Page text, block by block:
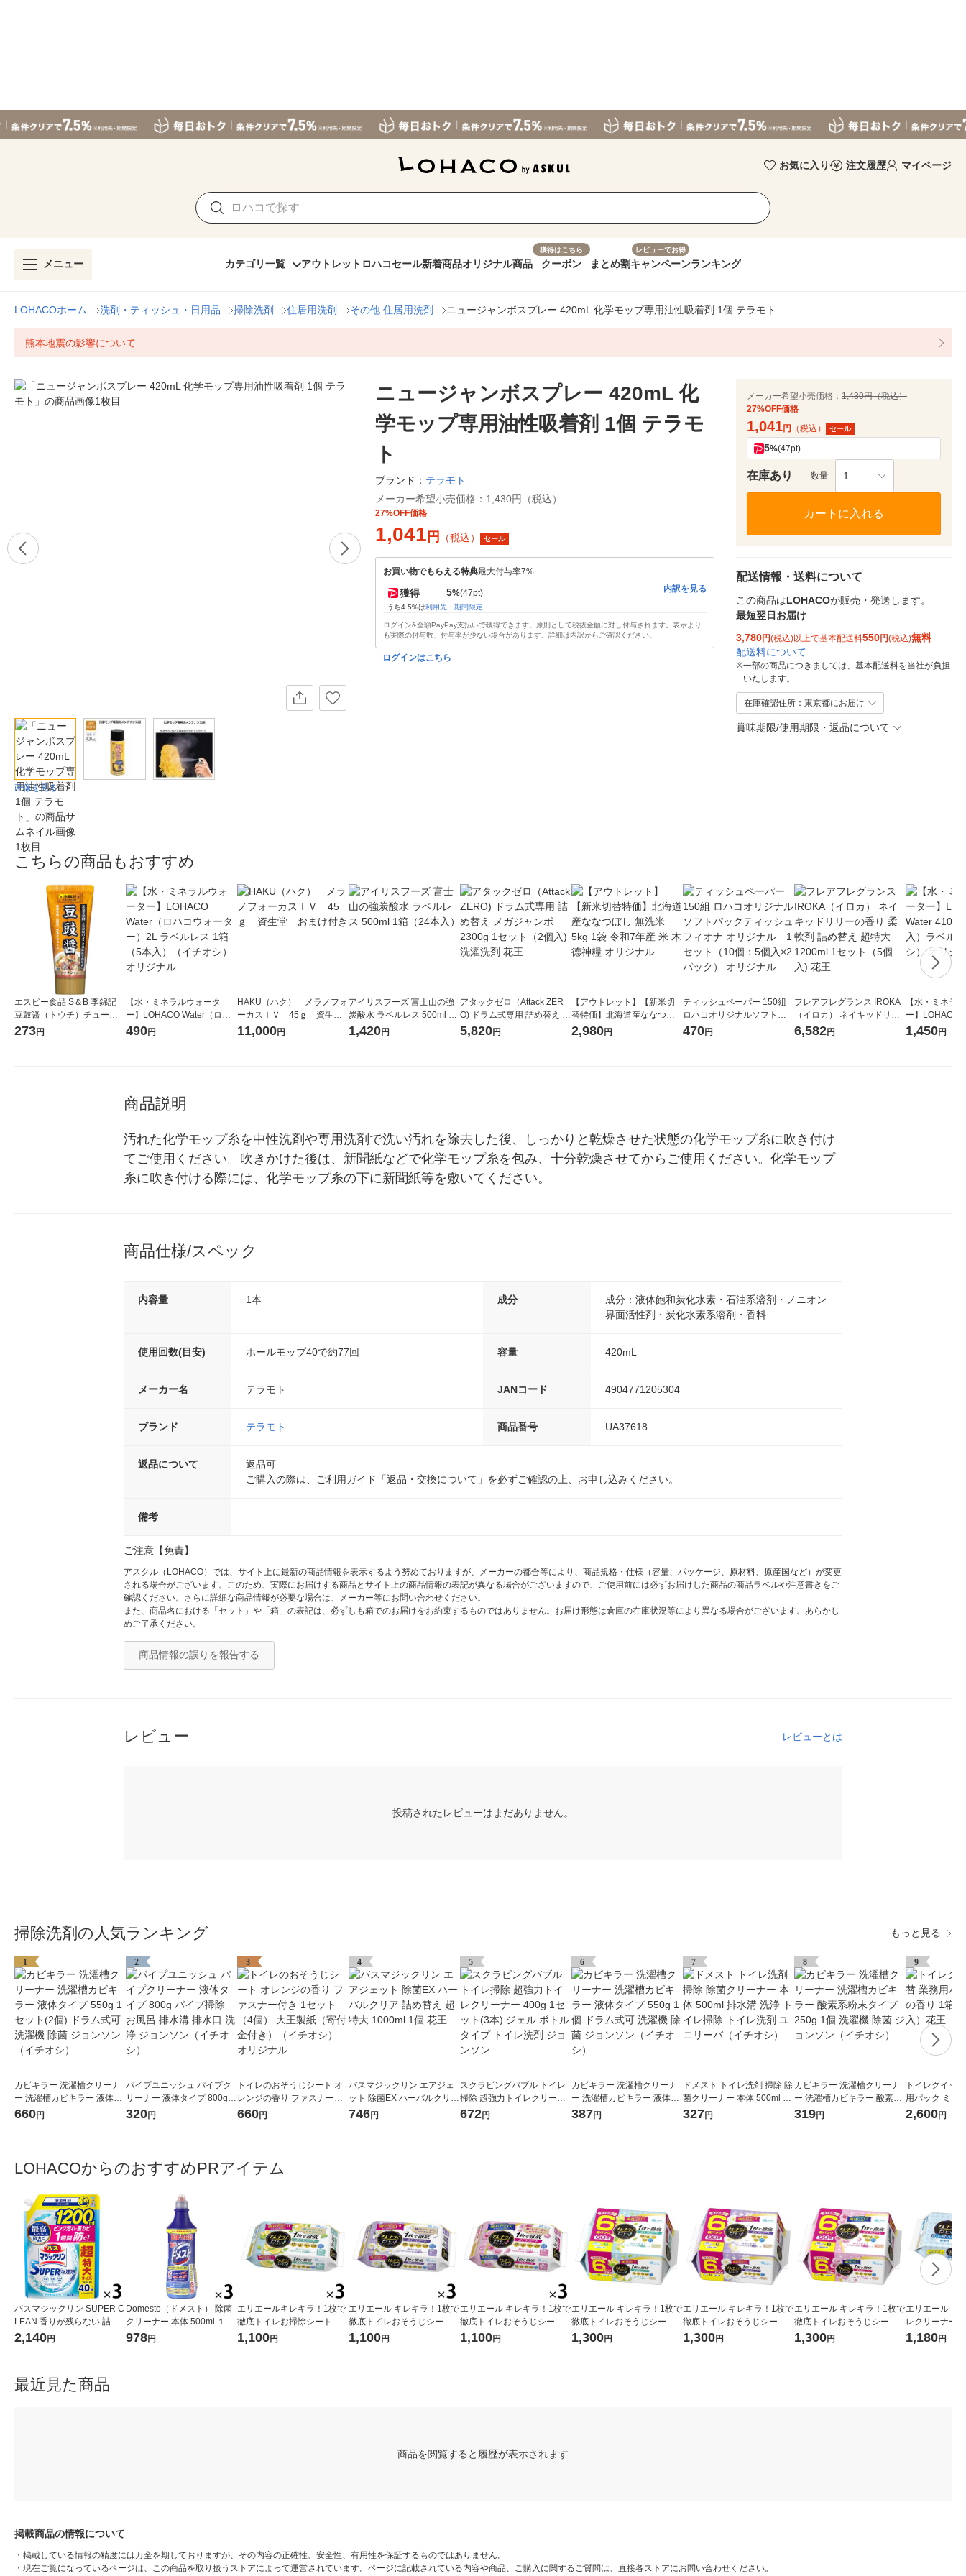
お気に入り 注文履歴 マイページ
メニュー カテゴリ一覧 アウトレット ロハコセール新着商品オリジナル商品
獲得はこちら
クーポン まとめ割
レビューでお得
キャンペーンランキング
LOHACOホーム 洗剤・ティッシュ・日用品 掃除洗剤 住居用洗剤 その他 住居用洗剤 ニュージャンボスプレー 420mL 化学モップ専用油性吸着剤 1個 テラモト
熊本地震の影響について
画像を見る
ニュージャンボスプレー 420mL 化
学モップ専用油性吸着剤 1個 テラモ
ト
ブランド： テラモト
メーカー希望小売価格： 1,430円（税込）
27%OFF価格
1,041 円 （税込） セール
お買い物でもらえる特典最大付与率7%
獲得 5%(47pt)
うち4.5%は利用先・期間限定
内訳を見る
ログイン&全額PayPay支払いで獲得できます。原則として税抜金額に対し付与されます。表示より
も実際の付与数、付与率が少ない場合があります。詳細は内訳からご確認ください。
ログインはこちら
メーカー希望小売価格： 1,430円（税込）
27%OFF価格
1,041円 （税込） セール
5%(47pt)
在庫あり 数量 1
カートに入れる
配送情報・送料について
この商品はLOHACOが販売・発送します。
最短翌日お届け
3,780円(税込)以上で基本配送料550円(税込)無料
配送料について
※一部の商品につきましては、基本配送料を当社が負担
いたします。
在庫確認住所：東京都にお届け
賞味期限/使用期限・返品について
こちらの商品もおすすめ
エスビー食品 S＆B 李錦記
豆鼓醤（トウチ）チューブ 1
本
273円
【水・ミネラルウォータ
ー】LOHACO Water（ロハ
コウォーター）2L ラベルレ
490円
HAKU（ハク） メラノフォ
ーカスＩＶ 45ｇ 資生
堂 おまけ付き
11,000円
アイリスフーズ 富士山の強
炭酸水 ラベルレス 500ml 1
箱（24本入）
1,420円
アタックゼロ（Attack ZER
O) ドラム式専用 詰め替え メ
ガジャンボ 2300g 1セット
5,820円
【アウトレット】【新米切
替特価】北海道産ななつぼ
し 無洗米 5kg 1袋 令和7年産
2,980円
ティッシュペーパー 150組
ロハコオリジナルソフトパ
ックティッシュ フィオナ オ
470円
フレアフレグランス IROKA
（イロカ） ネイキッドリリ
ーの香り 柔軟剤 詰め替え 超
6,582円
【水・ミネラ
ー】LOHACO
1箱（20本入
1,450円
商品説明
汚れた化学モップ糸を中性洗剤や専用洗剤で洗い汚れを除去した後、しっかりと乾燥させた状態の化学モップ糸に吹き付け
てご使用ください。吹きかけた後は、新聞紙などで化学モップ糸を包み、十分乾燥させてからご使用ください。化学モップ
糸に吹き付ける際には、化学モップ糸の下に新聞紙等を敷いてください。
商品仕様/スペック
内容量 1本 成分
成分：液体飽和炭化水素・石油系溶剤・ノニオン
界面活性剤・炭化水素系溶剤・香料
使用回数(目安) ホールモップ40で約77回 容量 420mL
メーカー名 テラモト JANコード 4904771205304
ブランド テラモト 商品番号 UA37618
返品について
返品可
ご購入の際は、ご利用ガイド「返品・交換について」を必ずご確認の上、お申し込みください。
備考
ご注意【免責】
アスクル（LOHACO）では、サイト上に最新の商品情報を表示するよう努めておりますが、メーカーの都合等により、商品規格・仕様（容量、パッケージ、原材料、原産国など）が変更
される場合がございます。このため、実際にお届けする商品とサイト上の商品情報の表記が異なる場合がございますので、ご使用前には必ずお届けした商品の商品ラベルや注意書きをご
確認ください。さらに詳細な商品情報が必要な場合は、メーカー等にお問い合わせください。
また、商品名における「セット」や「箱」の表記は、必ずしも箱でのお届けをお約束するものではありません。お届け形態は倉庫の在庫状況等により異なる場合がございます。あらかじ
めご了承ください。
商品情報の誤りを報告する
レビュー レビューとは
投稿されたレビューはまだありません。
掃除洗剤の人気ランキング もっと見る
1
カビキラー 洗濯槽クリーナ
ー 洗濯槽カビキラー 液体タ
イプ 550g 1セット(2個) ドラ
660円
2
パイプユニッシュ パイプク
リーナー 液体タイプ 800g
パイプ掃除 お風呂 排水溝 排
320円
3
トイレのおそうじシート オ
レンジの香り ファスナー付
き 1セット（4個） 大王製紙
660円
4
バスマジックリン エアジェ
ット 除菌EX ハーバルクリア
詰め替え 超特大 1000ml 1個
746円
5
スクラビングバブル トイレ
掃除 超強力トイレクリーナ
ー 400g 1セット(3本) ジェル
672円
6
カビキラー 洗濯槽クリーナ
ー 洗濯槽カビキラー 液体タ
イプ 550g 1個 ドラム式可 洗
387円
7
ドメスト トイレ洗剤 掃除 除
菌クリーナー 本体 500ml 排
水溝 洗浄 トイレ掃除 トイレ
327円
8
カビキラー 洗濯槽クリーナ
ー 洗濯槽カビキラー 酸素系
粉末タイプ 250g 1個 洗濯機
319円
9
トイレクイッ
用パック ミン
（10枚×12個
2,600円
LOHACOからのおすすめPRアイテム
バスマジックリン SUPER C
LEAN 香りが残らない 詰め
替え 超特大 1200ml 1セット
2,140円
Domesto（ドメスト） 除菌
クリーナー 本体 500ml １セ
ット（3本） 【ウイルス対
978円
エリエールキレキラ！1枚で
徹底トイレお掃除シート シ
トラスミント 詰替 1セット
1,100円
エリエール キレキラ！1枚で
徹底トイレおそうじシート
詰め替え 1セット（20枚入×
1,100円
エリエール キレキラ！1枚で
徹底トイレおそうじシート
ローズ 詰め替え 1セット（3
1,100円
エリエール キレキラ！1枚で
徹底トイレおそうじシート
シトラスミント 詰め替え 大
1,300円
エリエール キレキラ！1枚で
徹底トイレおそうじシート
詰め替え 大容量 1パック（1
1,300円
エリエール キレキラ！1枚で
徹底トイレおそうじシート
ローズ 詰め替え 大容量 1パ
1,300円
エリエール キ
レクリーナー
うじシート 香
1,180円
最近見た商品
商品を閲覧すると履歴が表示されます
掲載商品の情報について
・ 掲載している情報の精度には万全を期しておりますが、その内容の正確性、安全性、有用性を保証するものではありません。
・ 現在ご覧になっているページは、この商品を取り扱うストアによって運営されています。ページに記載されている内容や商品、ご購入に関するご質問は、直接各ストアにお問い合わせください。